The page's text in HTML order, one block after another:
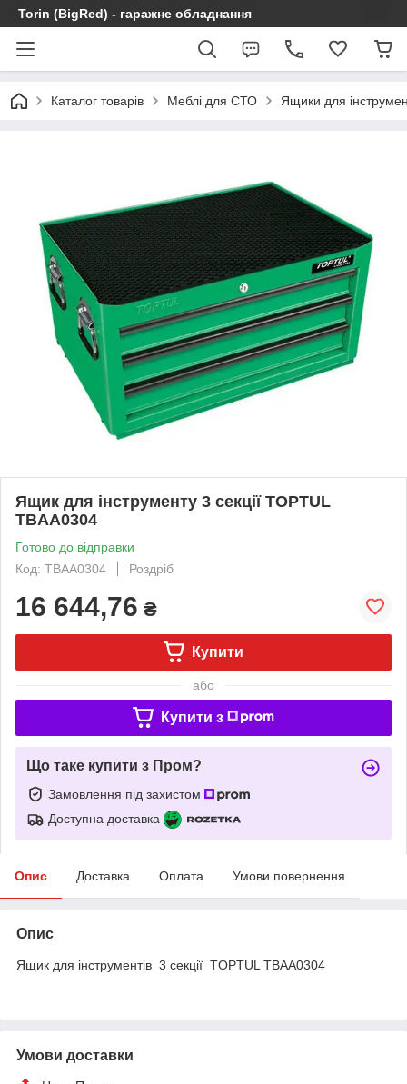
Torin (BigRed) - гаражне обладнання
Каталог товарів Меблі для СТО Ящики для
Ящик для інструменту 3 секції TOPTUL
TBAA0304
Готово до відправки
Код: TBAA0304
Роздріб
16 644,76 ₴
Купити
або
Купити з
Що таке купити з Пром?
Замовлення під захистом
Доступна доставка
Опис Доставка Оплата Умови повернення
Опис
Ящик для інструментів 3 секції TOPTUL TBAA0304
Умови доставки